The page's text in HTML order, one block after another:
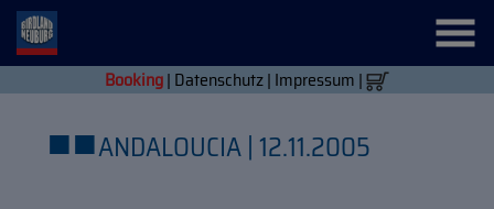
Booking| Datenschutz| Impressum |
■■ANDALOUCIA | 12.11.2005